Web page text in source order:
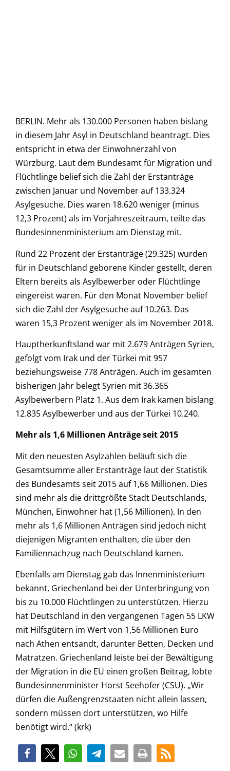
BERLIN. Mehr als 130.000 Personen haben bislang
in diesem Jahr Asyl in Deutschland beantragt. Dies
entspricht in etwa der Einwohnerzahl von
Würzburg. Laut dem Bundesamt für Migration und
Flüchtlinge belief sich die Zahl der Erstanträge
zwischen Januar und November auf 133.324
Asylgesuche. Dies waren 18.620 weniger (minus
12,3 Prozent) als im Vorjahreszeitraum, teilte das
Bundesinnenministerium am Dienstag mit.
Rund 22 Prozent der Erstanträge (29.325) wurden
für in Deutschland geborene Kinder gestellt, deren
Eltern bereits als Asylbewerber oder Flüchtlinge
eingereist waren. Für den Monat November belief
sich die Zahl der Asylgesuche auf 10.263. Das
waren 15,3 Prozent weniger als im November 2018.
Hauptherkunftsland war mit 2.679 Anträgen Syrien,
gefolgt vom Irak und der Türkei mit 957
beziehungsweise 778 Anträgen. Auch im gesamten
bisherigen Jahr belegt Syrien mit 36.365
Asylbewerbern Platz 1. Aus dem Irak kamen bislang
12.835 Asylbewerber und aus der Türkei 10.240.
Mehr als 1,6 Millionen Anträge seit 2015
Mit den neuesten Asylzahlen beläuft sich die
Gesamtsumme aller Erstanträge laut der Statistik
des Bundesamts seit 2015 auf 1,66 Millionen. Dies
sind mehr als die drittgrößte Stadt Deutschlands,
München, Einwohner hat (1,56 Millionen). In den
mehr als 1,6 Millionen Anträgen sind jedoch nicht
diejenigen Migranten enthalten, die über den
Familiennachzug nach Deutschland kamen.
Ebenfalls am Dienstag gab das Innenministerium
bekannt, Griechenland bei der Unterbringung von
bis zu 10.000 Flüchtlingen zu unterstützen. Hierzu
hat Deutschland in den vergangenen Tagen 55 LKW
mit Hilfsgütern im Wert von 1,56 Millionen Euro
nach Athen entsandt, darunter Betten, Decken und
Matratzen. Griechenland leiste bei der Bewältigung
der Migration in die EU einen großen Beitrag, lobte
Bundesinnenminister Horst Seehofer (CSU). „Wir
dürfen die Außengrenzstaaten nicht allein lassen,
sondern müssen dort unterstützen, wo Hilfe
benötigt wird.“ (krk)